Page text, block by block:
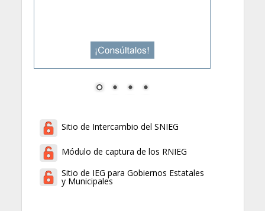
Sitio de Intercambio del SNIEG
Módulo de captura de los RNIEG
Sitio de IEG para Gobiernos Estatales
y Municipales